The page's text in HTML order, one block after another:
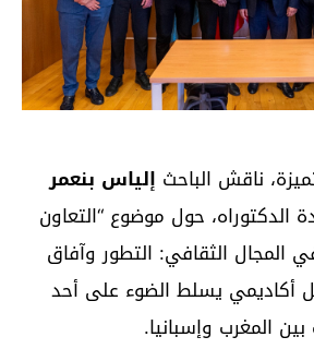
ناقش الباحث إلياس بنعمر
الدكتوراه، حول موضوع “التعاون
المجال الثقافي: التطور وآفاق
أكاديمي يسلط الضوء على أحد
المغرب وإسبانيا.